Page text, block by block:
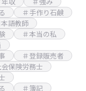
＃手作り石鹸
語教師
＃本当の私
＃登録販売者
会保険労務士
＃簿記